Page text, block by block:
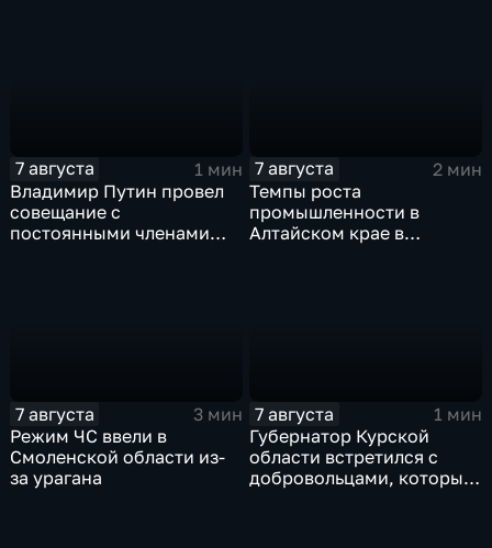
7 августа
1 мин
Владимир Путин провел
совещание с
постоянными членами
7 августа
2 мин
Темпы роста
промышленности в
Алтайском крае в
7 августа
3 мин
Режим ЧС ввели в
Смоленской области из-
за урагана
7 августа
1 мин
Губернатор Курской
области встретился с
добровольцами, которые